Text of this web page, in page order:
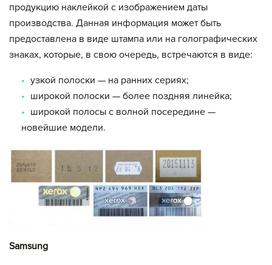
продукцию наклейкой с изображением даты
производства. Данная информация может быть
предоставлена в виде штампа или на голографических
знаках, которые, в свою очередь, встречаются в виде:
узкой полоски — на ранних сериях;
широкой полоски — более поздняя линейка;
широкой полосы с волной посередине —
новейшие модели.
Samsung